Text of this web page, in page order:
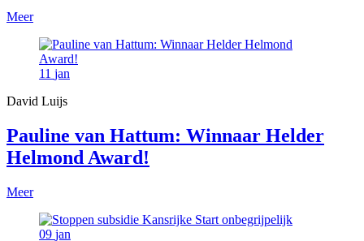
Meer
11 jan
David Luijs
Pauline van Hattum: Winnaar Helder
Helmond Award!
Meer
09 jan